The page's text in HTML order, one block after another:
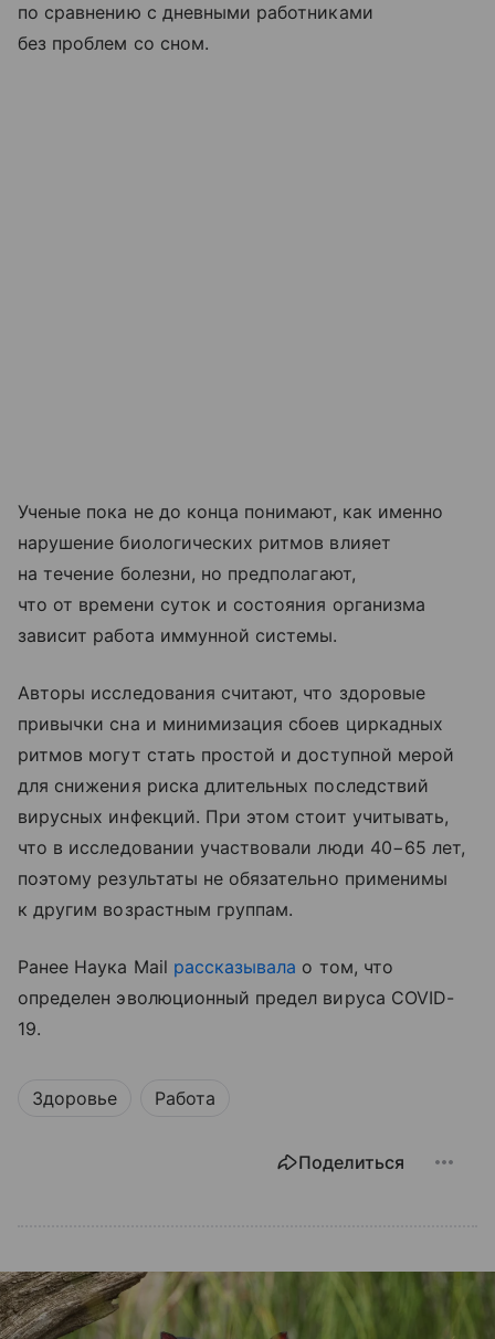
по сравнению с дневными работниками
без проблем со сном.
Ученые пока не до конца понимают, как именно
нарушение биологических ритмов влияет
на течение болезни, но предполагают,
что от времени суток и состояния организма
зависит работа иммунной системы.
Авторы исследования считают, что здоровые
привычки сна и минимизация сбоев циркадных
ритмов могут стать простой и доступной мерой
для снижения риска длительных последствий
вирусных инфекций. При этом стоит учитывать,
что в исследовании участвовали люди 40−65 лет,
поэтому результаты не обязательно применимы
к другим возрастным группам.
Ранее Наука Mail рассказывала о том, что
определен эволюционный предел вируса COVID-
19.
Здоровье Работа
Поделиться